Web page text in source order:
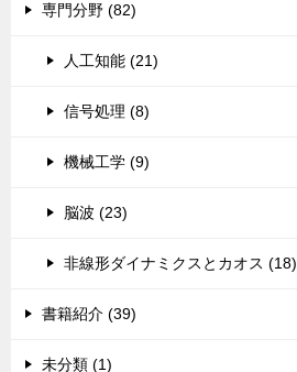
専門分野 (82)
人工知能 (21)
信号処理 (8)
機械工学 (9)
脳波 (23)
非線形ダイナミクスとカオス (18)
書籍紹介 (39)
未分類 (1)